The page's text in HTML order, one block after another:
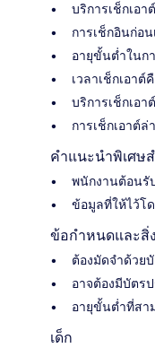
บริการเช็กเอา
การเช็กอินก่อ
อายุขั้นต่ำในก
เวลาเช็กเอาต์
บริการเช็กเอ
การเช็กเอาต์
คำแนะนำพิเศษ
พนักงานต้อนรั
ข้อมูลที่ให้ไว้โ
ข้อกำหนดและสิ่
ต้องมัดจำด้วย
อาจต้องมีบัตร
อายุขั้นต่ำที่สา
เด็ก